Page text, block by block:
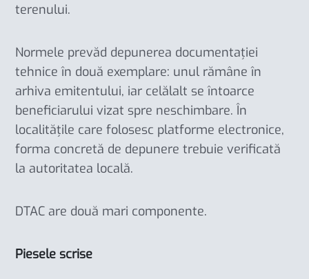
terenului.
Normele prevăd depunerea documentației
tehnice în două exemplare: unul rămâne în
arhiva emitentului, iar celălalt se întoarce
beneficiarului vizat spre neschimbare. În
localitățile care folosesc platforme electronice,
forma concretă de depunere trebuie verificată
la autoritatea locală.
DTAC are două mari componente.
Piesele scrise